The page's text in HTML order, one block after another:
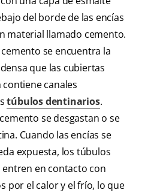
del borde de las encías
material llamado cemento.
se encuentra la
que las cubiertas
canales
túbulos dentinarios.
se desgastan o se
Cuando las encías se
expuesta, los túbulos
en contacto con
por el calor y el frío, lo que